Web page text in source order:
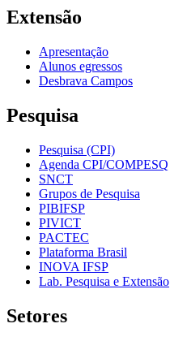
Extensão
Apresentação
Alunos egressos
Desbrava Campos
Pesquisa
Pesquisa (CPI)
Agenda CPI/COMPESQ
SNCT
Grupos de Pesquisa
PIBIFSP
PIVICT
PACTEC
Plataforma Brasil
INOVA IFSP
Lab. Pesquisa e Extensão
Setores